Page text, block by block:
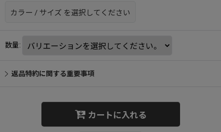
カラー / サイズ を選択してください
数量:
返品特約に関する重要事項
カートに入れる